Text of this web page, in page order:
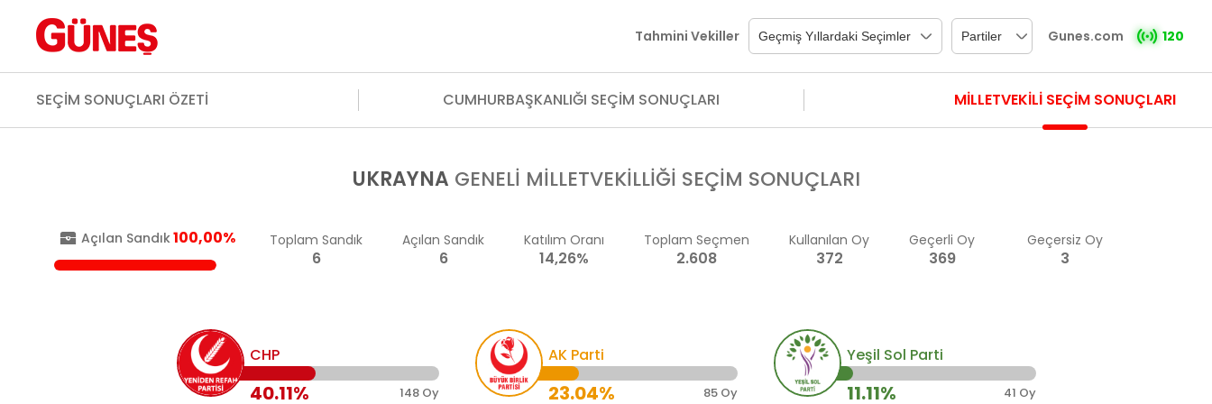
Tahmini Vekiller Gunes.com 120
SEÇİM SONUÇLARI ÖZETİ CUMHURBAŞKANLIĞI SEÇİM SONUÇLARI MİLLETVEKİLİ SEÇİM SONUÇLARI
UKRAYNA GENELİ MİLLETVEKİLLİĞİ SEÇİM SONUÇLARI
Açılan Sandık100,00% Toplam Sandık
6
Açılan Sandık
6
Katılım Oranı
14,26%
Toplam Seçmen
2.608
Kullanılan Oy
372
Geçerli Oy
369
Geçersiz Oy
3
CHP
40.11% 148 Oy
AK Parti
23.04% 85 Oy
Yeşil Sol Parti
11.11% 41 Oy